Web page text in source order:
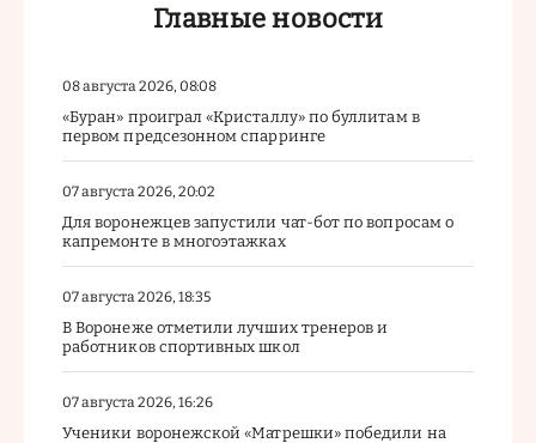
Главные новости
08 августа 2026, 08:08
«Буран» проиграл «Кристаллу» по буллитам в
первом предсезонном спарринге
07 августа 2026, 20:02
Для воронежцев запустили чат-бот по вопросам о
капремонте в многоэтажках
07 августа 2026, 18:35
В Воронеже отметили лучших тренеров и
работников спортивных школ
07 августа 2026, 16:26
Ученики воронежской «Матрешки» победили на